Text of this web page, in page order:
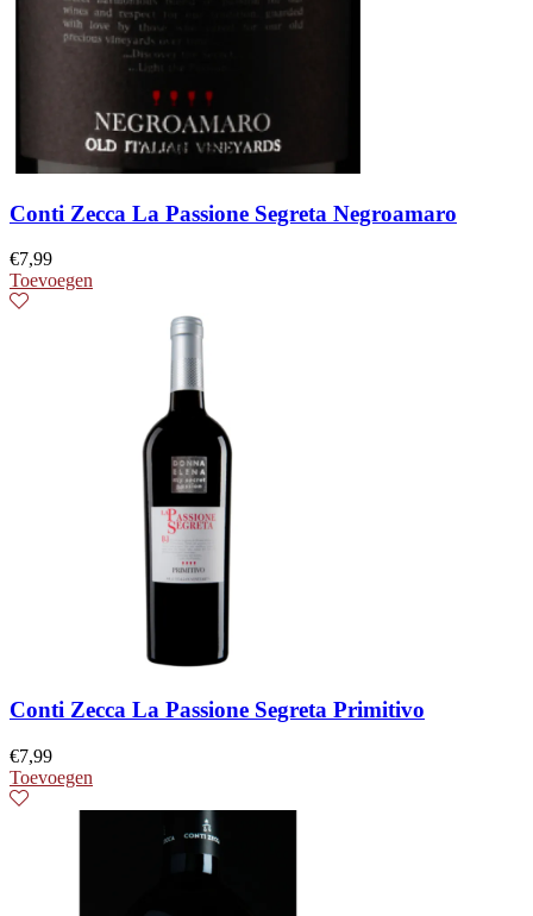
Conti Zecca La Passione Segreta Negroamaro
€7,99
Toevoegen
Conti Zecca La Passione Segreta Primitivo
€7,99
Toevoegen